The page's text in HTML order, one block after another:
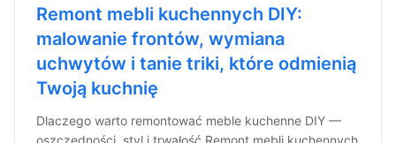
Remont mebli kuchennych DIY:
malowanie frontów, wymiana
uchwytów i tanie triki, które odmienią
Twoją kuchnię
Dlaczego warto remontować meble kuchenne DIY —
oszczędności, styl i trwałość Remont mebli kuchennych